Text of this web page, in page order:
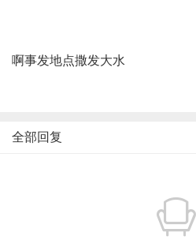
啊事发地点撒发大水
全部回复